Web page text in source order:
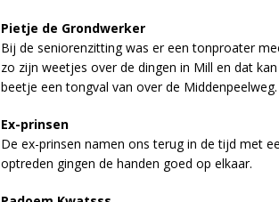
Pietje de Grondwerker
Bij de seniorenzitting was er een tonproater
zo zijn weetjes over de dingen in Mill en dat
beetje een tongval van over de Middenpeelweg.
Ex-prinsen
De ex-prinsen namen ons terug in de tijd met
optreden gingen de handen goed op elkaar.